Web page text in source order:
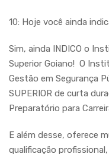
10: Hoje você ainda
Sim, ainda INDICO o
Superior Goiano! O
Gestão em Segurança
SUPERIOR de curta
Preparatório para
E além desse, oferece
qualificação